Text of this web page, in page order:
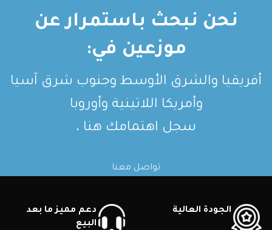
نحن نبحث باستمرار عن
موزعين في:
أفريقيا والشرق الأوسط وجنوب شرق آسيا
وأمريكا اللاتينية وأوروبا
سجل اهتمامك هنا ،
تواصل معنا
الجودة العالية
دعم مميز ما بعد
البيع